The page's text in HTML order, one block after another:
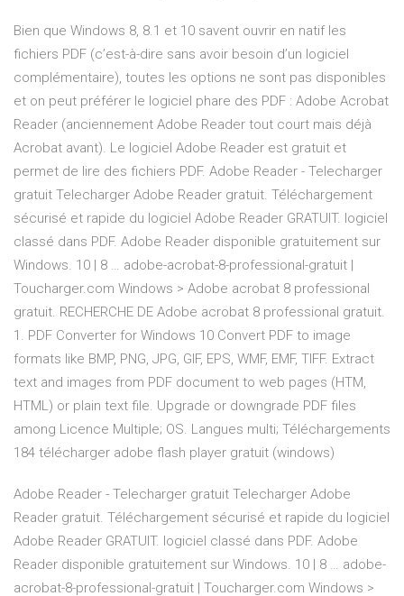
Bien que Windows 8, 8.1 et 10 savent ouvrir en natif les
fichiers PDF (c’est-à-dire sans avoir besoin d’un logiciel
complémentaire), toutes les options ne sont pas disponibles
et on peut préférer le logiciel phare des PDF : Adobe Acrobat
Reader (anciennement Adobe Reader tout court mais déjà
Acrobat avant). Le logiciel Adobe Reader est gratuit et
permet de lire des fichiers PDF. Adobe Reader - Telecharger
gratuit Telecharger Adobe Reader gratuit. Téléchargement
sécurisé et rapide du logiciel Adobe Reader GRATUIT. logiciel
classé dans PDF. Adobe Reader disponible gratuitement sur
Windows. 10 | 8 … adobe-acrobat-8-professional-gratuit |
Toucharger.com Windows > Adobe acrobat 8 professional
gratuit. RECHERCHE DE Adobe acrobat 8 professional gratuit.
1. PDF Converter for Windows 10 Convert PDF to image
formats like BMP, PNG, JPG, GIF, EPS, WMF, EMF, TIFF. Extract
text and images from PDF document to web pages (HTM,
HTML) or plain text file. Upgrade or downgrade PDF files
among Licence Multiple; OS. Langues multi; Téléchargements
184 télécharger adobe flash player gratuit (windows)
Adobe Reader - Telecharger gratuit Telecharger Adobe
Reader gratuit. Téléchargement sécurisé et rapide du logiciel
Adobe Reader GRATUIT. logiciel classé dans PDF. Adobe
Reader disponible gratuitement sur Windows. 10 | 8 … adobe-
acrobat-8-professional-gratuit | Toucharger.com Windows >